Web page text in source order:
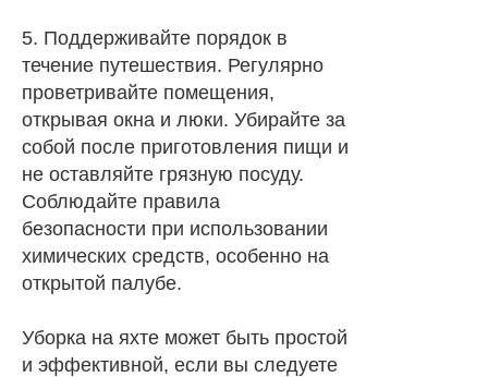
5. Поддерживайте порядок в
течение путешествия. Регулярно
проветривайте помещения,
открывая окна и люки. Убирайте за
собой после приготовления пищи и
не оставляйте грязную посуду.
Соблюдайте правила
безопасности при использовании
химических средств, особенно на
открытой палубе.
Уборка на яхте может быть простой
и эффективной, если вы следуете